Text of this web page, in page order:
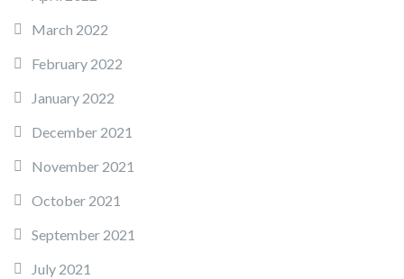
March 2022
February 2022
January 2022
December 2021
November 2021
October 2021
September 2021
July 2021